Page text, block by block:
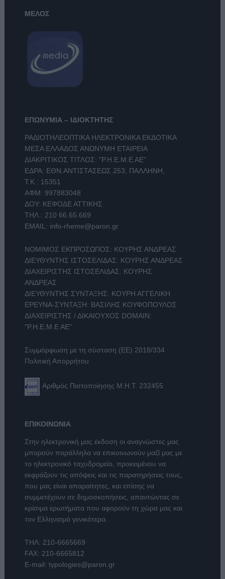
ΜΕΛΟΣ
ΕΠΩΝΥΜΙΑ – ΙΔΙΟΚΤΗΤΗΣ
ΡΑΔΙΟΤΗΛΕΟΠΤΙΚΑ ΗΛΕΚΤΡΟΝΙΚΑ ΕΚΔΟΤΙΚΑ
ΜΕΣΑ ΕΛΛΑΔΟΣ ΑΝΩΝΥΜΗ ΕΤΑΙΡΕΙΑ
ΔΙΑΚΡΙΤΙΚΟΣ ΤΙΤΛΟΣ: "Ρ.Η.Ε.Μ.Ε ΑΕ"
ΕΔΡΑ: ΕΘΝ.ΑΝΤΙΣΤΑΣΕΩΣ 253, ΠΑΛΛΗΝΗ,
Τ.Κ.: 15351
ΑΦΜ: 997883048
ΔΟΥ: ΚΕΦΟΔΕ ΑΤΤΙΚΗΣ
ΤΗΛ.: 210 66.65.669
EMAIL: info-rheme@paron.gr
ΝΟΜΙΜΟΣ ΕΚΠΡΟΣΩΠΟΣ: ΚΟΥΡΗΣ ΑΝΔΡΕΑΣ
ΔΙΕΥΘΥΝΤΗΣ ΙΣΤΟΣΕΛΙΔΑΣ: ΚΟΥΡΗΣ ΑΝΔΡΕΑΣ
ΔΙΑΧΕΙΡΙΣΤΗΣ ΙΣΤΟΣΕΛΙΔΑΣ: ΚΟΥΡΗΣ
ΑΝΔΡΕΑΣ
ΔΙΕΥΘΥΝΤΗΣ ΣΥΝΤΑΞΗΣ: ΚΟΥΡΗ ΑΓΓΕΛΙΚΗ
ΕΡΕΥΝΑ-ΣΥΝΤΑΞΗ: ΒΑΣΙΛΗΣ ΚΟΥΦΟΠΟΥΛΟΣ
ΔΙΑΧΕΙΡΙΣΤΗΣ / ΔΙΚΑΙΟΥΧΟΣ DOMAIN:
"Ρ.Η.Ε.Μ.Ε ΑΕ"
Συμμόρφωση με τη σύσταση (ΕΕ) 2018/334
Πολιτική Απορρήτου
Αριθμός Πιστοποίησης Μ.Η.Τ. 232455
ΕΠΙΚΟΙΝΩΝΙΑ
Στην ηλεκτρονική μας έκδοση οι αναγνώστες μας
μπορούν παράλληλα να επικοινωνούν μαζί μας με
το ηλεκτρονικό ταχυδρομείο, προκειμένου να
εκφράζουν τις απόψεις και τις παρατηρήσεις τους,
που μας είναι απαραίτητες, και επίσης να
συμμετέχουν σε δημοσκοπήσεις, απαντώντας σε
κρίσιμα ερωτήματα που αφορούν τη χώρα μας και
τον Ελληνισμό γενικότερα.
ΤΗΛ: 210-6665669
FAX: 210-6665812
E-mail: typologies@paron.gr